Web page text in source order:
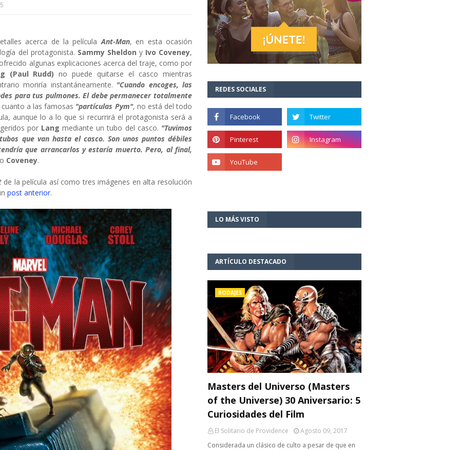
acerca de la películaAnt-Man, en esta ocasión
del protagonista. Sammy Sheldon y Ivo Coveney,
algunas explicaciones acerca del traje, como por
(Paul Rudd) no puede quitarse el casco mientras
moriría instantáneamente. "Cuando encoges, las
para tus pulmones. El debe permanecer totalmente
cuanto a las famosas "partículas Pym", no está del todo
aunque lo a lo que si recurrirá el protagonista será a
por Langmediante un tubo del casco. "Tuvimos
que van hasta el casco. Son unos puntos débiles
que arrancarlos y estaría muerto. Pero, al final,
Coveney.
de la película así como tres imágenes en alta resolución
post anterior.
REDES SOCIALES
LO MÁS VISTO
ARTÍCULO DESTACADO
RODAJES
Masters del Universo (Masters
of the Universe) 30 Aniversario: 5
Curiosidades del Film
El Solitario de Providence
Agosto 09, 2017
Considerada un clásico de culto a pesar de que en